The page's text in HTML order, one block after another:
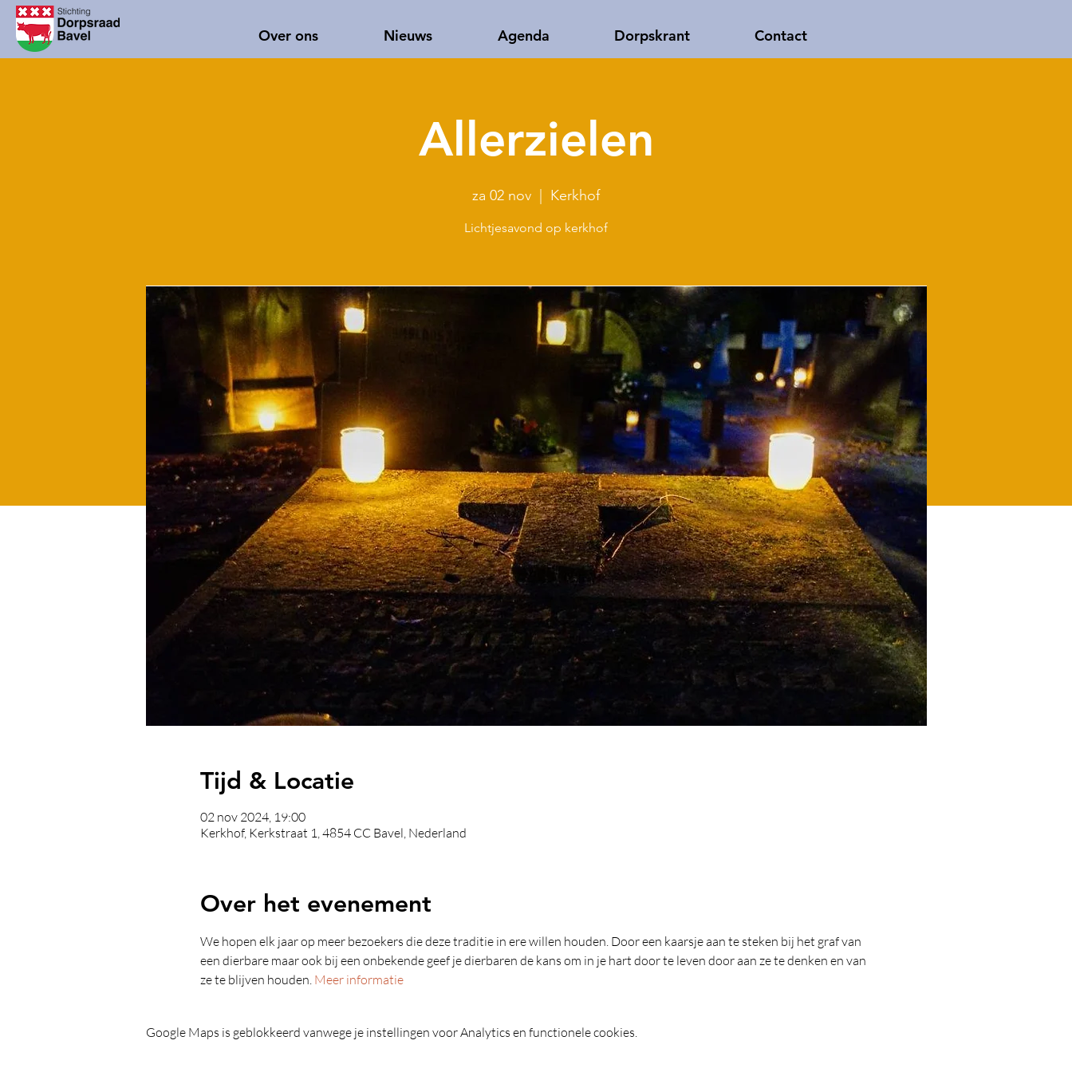
Over ons Nieuws Agenda Dorpskrant Contact
Allerzielen
za 02 nov Kerkhof
Lichtjesavond op kerkhof
Tijd & Locatie
02 nov 2024, 19:00
Kerkhof, Kerkstraat 1, 4854 CC Bavel, Nederland
Over het evenement
We hopen elk jaar op meer bezoekers die deze traditie in ere willen houden. Door een kaarsje aan te steken bij het graf van
een dierbare maar ook bij een onbekende geef je dierbaren de kans om in je hart door te leven door aan ze te denken en van
ze te blijven houden. Meer informatie
Google Maps is geblokkeerd vanwege je instellingen voor Analytics en functionele cookies.